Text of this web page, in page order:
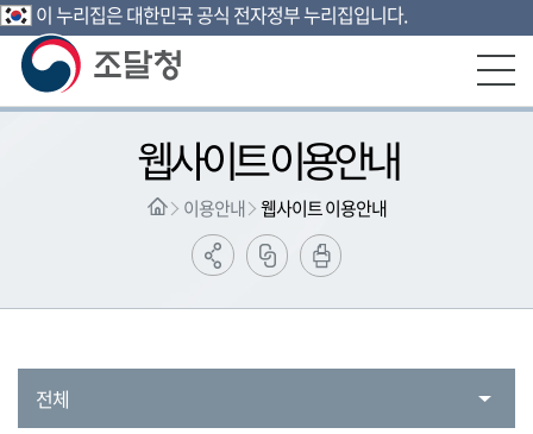
본문영역 바로가기
메인메뉴 바로가기
하단링크 바로가기
이 누리집은 대한민국 공식 전자정부 누리집입니다.
웹사이트 이용안내
이용안내 웹사이트 이용안내
전체